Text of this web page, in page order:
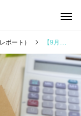
ポート） 【9月お話会】＜100年人生を生きぬくために＞「個人型確定拠出年金iDeCo」をはじめよう！」（9/15 & 9/19)